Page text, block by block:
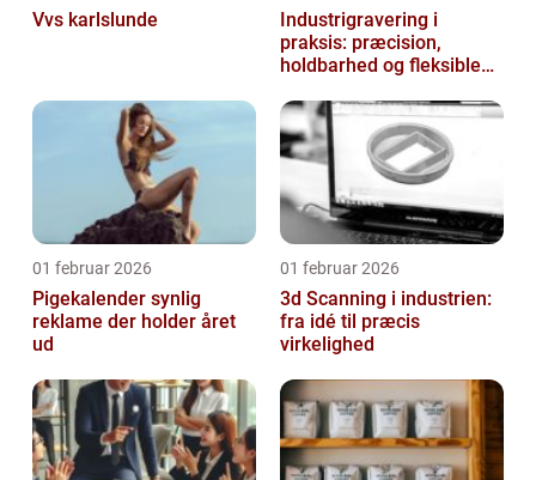
Vvs karlslunde
Industrigravering i
praksis: præcision,
holdbarhed og fleksible
01 februar 2026
Pigekalender synlig
reklame der holder året
ud
01 februar 2026
3d Scanning i industrien:
fra idé til præcis
virkelighed